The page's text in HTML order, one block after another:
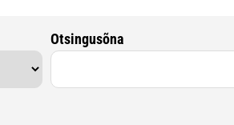
Otsingusõna